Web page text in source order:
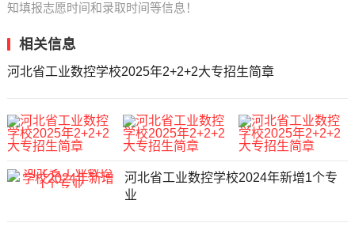
知填报志愿时间和录取时间等信息！
相关信息
河北省工业数控学校2025年2+2+2大专招生简章
河北省工业数控学校2024年新增1个专
业